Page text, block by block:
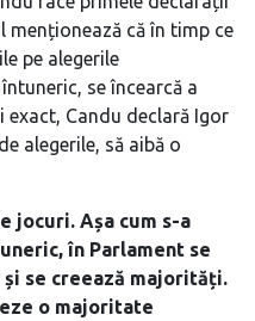
că în timp ce
pe alegerile
se încearcă a
Candu declară Igor
alegerile, să aibă o
jocuri. Așa cum s-a
în Parlament se
se creează majorități.
o majoritate